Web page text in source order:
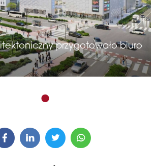
przygotowało biuro